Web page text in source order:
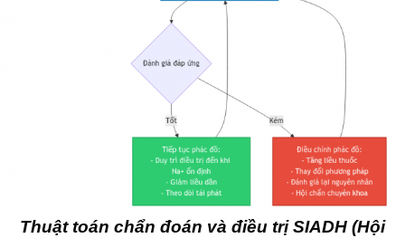
Thuật toán chẩn đoán và điều trị SIADH (Hội